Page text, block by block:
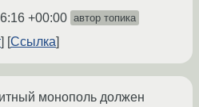
+00:00 автор топика
Ссылка
монополь должен